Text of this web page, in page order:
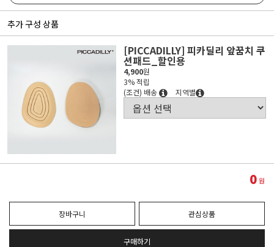
추가 구성 상품
[PICCADILLY] 피카딜리 앞꿈치 쿠
션패드_할인용
4,900원
3% 적립
(조건) 배송
지역별
0원
장바구니 관심상품
구매하기